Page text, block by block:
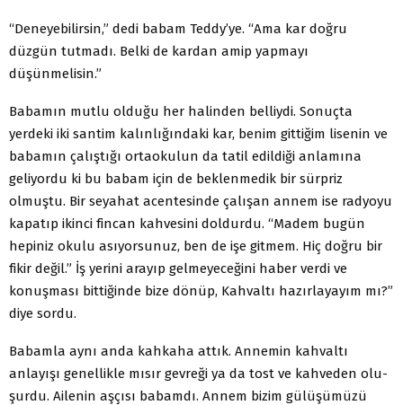
“Deneyebilirsin,” dedi babam Teddy’ye. “Ama kar doğru
düzgün tutmadı. Belki de kardan amip yapmayı
düşünmelisin.”
Babamın mutlu olduğu her halinden belliydi. Sonuçta
yerdeki iki santim kalınlığındaki kar, benim gittiğim lisenin ve
babamın çalıştığı ortaokulun da tatil edildiği anlamına
geliyordu ki bu babam için de beklenmedik bir sürpriz
olmuştu. Bir seyahat acentesinde çalışan annem ise radyoyu
kapatıp ikinci fincan kahvesini doldurdu. “Madem bugün
hepiniz okulu asıyorsunuz, ben de işe gitmem. Hiç doğru bir
fikir değil.” İş yerini arayıp gelmeyeceğini haber verdi ve
konuşması bittiğinde bize dönüp, Kahvaltı hazırlayayım mı?”
diye sordu.
Babamla aynı anda kahkaha attık. Annemin kahvaltı
anlayışı genellikle mısır gevreği ya da tost ve kahveden olu­
şurdu. Ailenin aşçısı babamdı. Annem bizim gülüşümüzü